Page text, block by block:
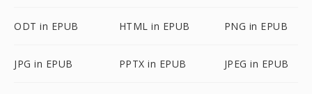
ODT in EPUB HTML in EPUB PNG in EPUB
JPG in EPUB PPTX in EPUB JPEG in EPUB